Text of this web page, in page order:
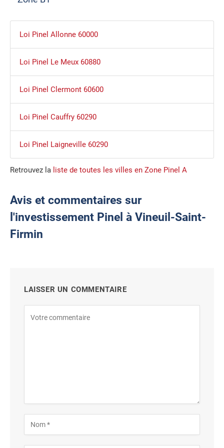
Loi Pinel Allonne 60000
Loi Pinel Le Meux 60880
Loi Pinel Clermont 60600
Loi Pinel Cauffry 60290
Loi Pinel Laigneville 60290
Retrouvez la liste de toutes les villes en Zone Pinel A
Avis et commentaires sur
l'investissement Pinel à Vineuil-Saint-
Firmin
LAISSER UN COMMENTAIRE